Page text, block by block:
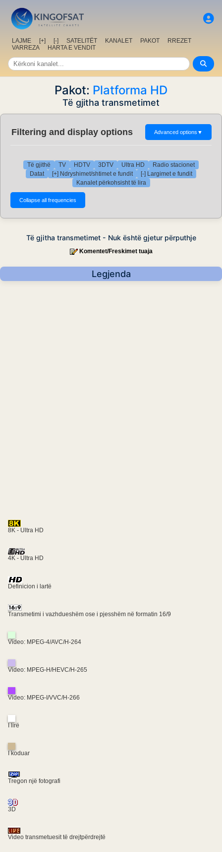
LAJME [+] [-] SATELITËT KANALET PAKOT
RREZET
VARREZA
HARTA E VENDIT
Pakot: Platforma HD
Të gjitha transmetimet
Filtering and display options Advanced options ▼
Të gjithë TV HDTV 3DTV Ultra HD
Radio stacionet
Datat
[+] Ndryshimet/shtimet e fundit
[-] Largimet e fundit
Kanalet përkohsisht të lira
Të gjitha transmetimet - Nuk është gjetur përputhje
Komentet/Freskimet tuaja
Legjenda
8K - Ultra HD
4K - Ultra HD
Definicion i lartë
Transmetimi i vazhdueshëm ose i pjesshëm në formatin 16/9
Video: MPEG-4/AVC/H-264
Video: MPEG-H/HEVC/H-265
Video: MPEG-I/VVC/H-266
I lirë
I koduar
Tregon një fotografi
3D
Video transmetuesit të drejtpërdrejtë